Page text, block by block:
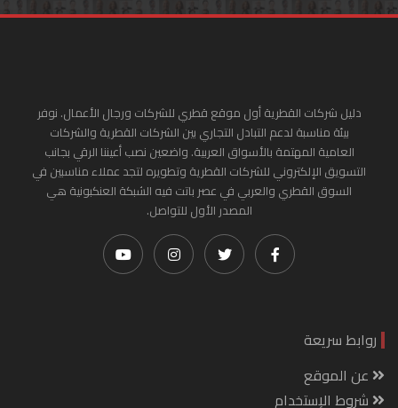
دليل شركات القطرية أول موقع قطري للشركات ورجال الأعمال. نوفر
بيئة مناسبة لدعم التبادل التجاري بين الشركات القطرية والشركات
العامية المهتمة بالأسواق العربية. واضعين نصب أعيننا الرقي بجانب
التسويق الإلكتروني للشركات القطرية وتطويره لتجد عملاء مناسبين في
السوق القطري والعربي في عصر باتت فيه الشبكة العنكبونية هي
المصدر الأول للتواصل.
روابط سريعة
عن الموقع
شروط الإستخدام